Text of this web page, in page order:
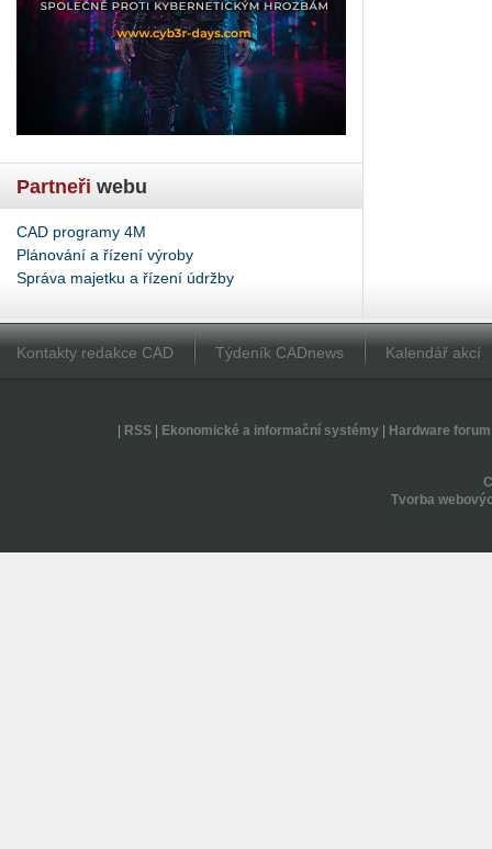
Partneři webu
CAD programy 4M
Plánování a řízení výroby
Správa majetku a řízení údržby
Kontakty redakce CAD Týdeník CADnews Kalendář akcí
RSS| Ekonomické a informační systémy| Hardware forum
Tvorba